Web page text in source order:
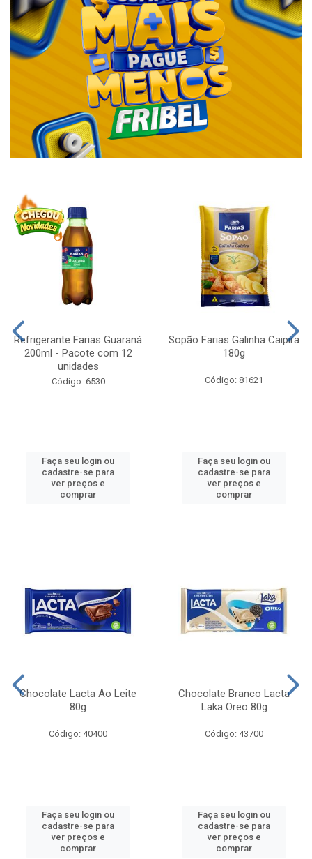
Refrigerante Farias Guaraná
200ml - Pacote com 12
unidades
Código: 6530
Faça seu login ou
cadastre-se para
ver preços e
comprar
Sopão Farias Galinha Caipira
180g
Código: 81621
Faça seu login ou
cadastre-se para
ver preços e
comprar
Chocolate Lacta Ao Leite
80g
Código: 40400
Faça seu login ou
cadastre-se para
ver preços e
comprar
Chocolate Branco Lacta
Laka Oreo 80g
Código: 43700
Faça seu login ou
cadastre-se para
ver preços e
comprar